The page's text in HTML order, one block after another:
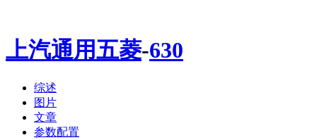
上汽通用五菱-630
综述
图片
文章
参数配置